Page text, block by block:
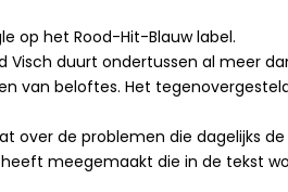
op het Rood-Hit-Blauw label.
duurt ondertussen al meer
van beloftes. Het
over de problemen die dagelijks de
meegemaakt die in de tekst